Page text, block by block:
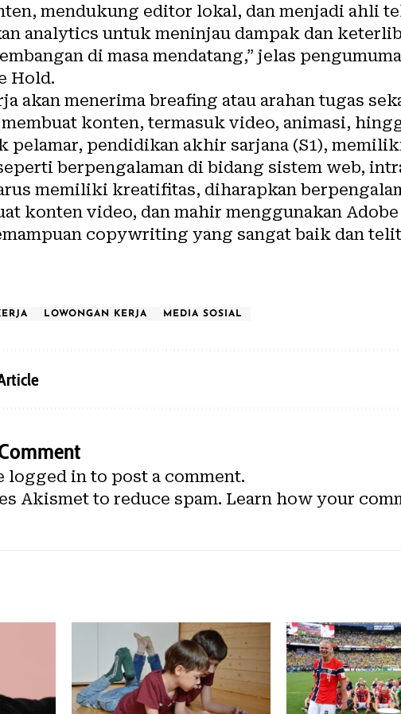
mendukung editor lokal, dan menjadi ahli
analytics untuk meninjau dampak dan
di masa mendatang,” jelas
Hold.
akan menerima breafing atau arahan tugas
konten, termasuk video, animasi,
pelamar, pendidikan akhir sarjana (S1),
berpengalaman di bidang sistem web,
memiliki kreatifitas, diharapkan
konten video, dan mahir menggunakan
copywriting yang sangat baik dan
LOWONGAN KERJA MEDIA SOSIAL
logged into post a comment.
Akismet to reduce spam. Learn how your